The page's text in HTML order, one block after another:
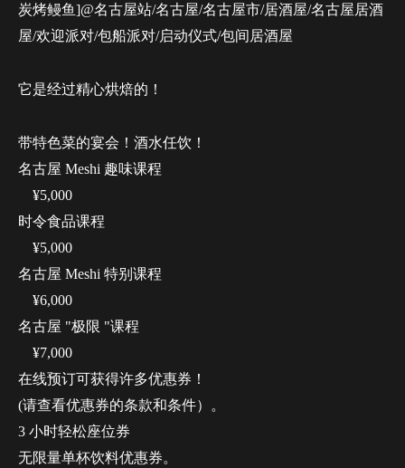
炭烤鳗鱼]@名古屋站/名古屋/名古屋市/居酒屋/名古屋居酒
屋/欢迎派对/包船派对/启动仪式/包间居酒屋
它是经过精心烘焙的！
带特色菜的宴会！酒水任饮！
名古屋 Meshi 趣味课程
¥5,000
时令食品课程
¥5,000
名古屋 Meshi 特别课程
¥6,000
名古屋 "极限 "课程
¥7,000
在线预订可获得许多优惠券！
(请查看优惠券的条款和条件）。
3 小时轻松座位券
无限量单杯饮料优惠券。